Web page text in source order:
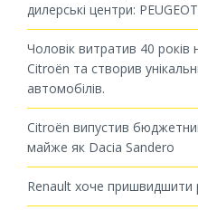
дилерські центри:
Чоловік витратив 40
Citroën та створив
автомобілів.
Citroën випустив
майже як Dacia Sandero
Renault хоче пришвидшити